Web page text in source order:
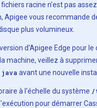
racine n'est pas
Apigee vous recommande
plus volumineux.
d'Apigee Edge pour le
machine, veillez à
avant une nouvelle
à l'échelle du système /
pour démarrer